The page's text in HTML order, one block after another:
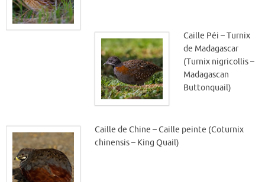
Caille Péi – Turnix
de Madagascar
(Turnix nigricollis –
Madagascan
Buttonquail)
Caille de Chine – Caille peinte (Coturnix
chinensis – King Quail)